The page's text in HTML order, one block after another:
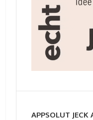
APPSOLUT JECK